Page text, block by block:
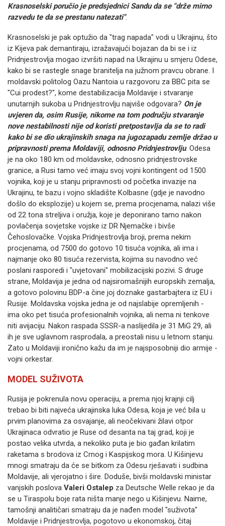
Krasnoselski poručio je predsjednici Sandu da se "drže mirno
razvedu te da se prestanu natezati".
Krasnoselski je pak optužio da "trag napada" vodi u Ukrajinu, što
iz Kijeva pak demantiraju, izražavajući bojazan da bi se i iz
Pridnjestrovlja mogao izvršiti napad na Ukrajinu u smjeru Odese,
kako bi se rastegle snage branitelja na južnom pravcu obrane. I
moldavski politolog Oazu Nantoia u razgovoru za BBC pita se
"Cui prodest?", kome destabilizacija Moldavije i stvaranje
unutarnjih sukoba u Pridnjestrovlju najviše odgovara? On je
uvjeren da, osim Rusije, nikome na tom području stvaranje
nove nestabilnosti nije od koristi pretpostavlja da se to radi
kako bi se dio ukrajinskih snaga na jugozapadu zemlje držao u
pripravnosti prema Moldaviji, odnosno Pridnjestrovlju. Odesa
je na oko 180 km od moldavske, odnosno pridnjestrovske
granice, a Rusi tamo već imaju svoj vojni kontingent od 1500
vojnika, koji je u stanju pripravnosti od početka invazije na
Ukrajinu, te bazu i vojno skladište Kolbasne (gdje je navodno
došlo do eksplozije) u kojem se, prema procjenama, nalazi više
od 22 tona streljiva i oružja, koje je deponirano tamo nakon
povlačenja sovjetske vojske iz DR Njemačke i bivše
Čehoslovačke. Vojska Pridnjestrovlja broji, prema nekim
procjenama, od 7500 do gotovo 10 tisuća vojnika, ali ima i
najmanje oko 80 tisuća rezervista, kojima su navodno već
poslani rasporedi i "uvjetovani" mobilizacijski pozivi. S druge
strane, Moldavija je jedna od najsiromašnijih europskih zemalja,
a gotovo polovinu BDP-a čine joj doznake gastarbajtera iz EU i
Rusije. Moldavska vojska jedna je od najslabije opremljenih -
ima oko pet tisuća profesionalnih vojnika, ali nema ni tenkove
niti avijaciju. Nakon raspada SSSR-a naslijedila je 31 MiG 29, ali
ih je sve uglavnom rasprodala, a preostali nisu u letnom stanju.
Zato u Moldaviji ironično kažu da im je najsposobniji dio armije -
vojni orkestar.
MODEL SUŽIVOTA
Rusija je pokrenula novu operaciju, a prema njoj krajnji cilj
trebao bi biti najveća ukrajinska luka Odesa, koja je već bila u
prvim planovima za osvajanje, ali neočekivani žilavi otpor
Ukrajinaca odvratio je Ruse od desanta na taj grad, koji je
postao velika utvrda, a nekoliko puta je bio gađan krilatim
raketama s brodova iz Crnog i Kaspijskog mora. U Kišinjevu
mnogi smatraju da će se bitkom za Odesu rješavati i sudbina
Moldavije, ali vjerojatno i šire. Doduše, bivši moldavski ministar
vanjskih poslova Valeri Ostalep za Deutsche Welle rekao je da
se u Tiraspolu boje rata ništa manje nego u Kišinjevu. Naime,
tamošnji analitičari smatraju da je nađen model "suživota"
Moldavije i Pridnjestrovlja, pogotovo u ekonomskoj, čitaj